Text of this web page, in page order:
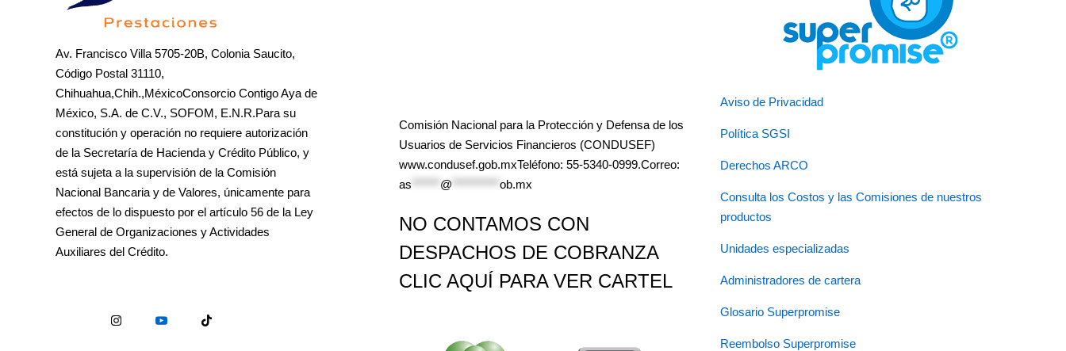
Av. Francisco Villa 5705-20B, Colonia Saucito,
Código Postal 31110,
Chihuahua,Chih.,MéxicoConsorcio Contigo Aya de
México, S.A. de C.V., SOFOM, E.N.R.Para su
constitución y operación no requiere autorización
de la Secretaría de Hacienda y Crédito Público, y
está sujeta a la supervisión de la Comisión
Nacional Bancaria y de Valores, únicamente para
efectos de lo dispuesto por el artículo 56 de la Ley
General de Organizaciones y Actividades
Auxiliares del Crédito.
Comisión Nacional para la Protección y Defensa de los
Usuarios de Servicios Financieros (CONDUSEF)
www.condusef.gob.mxTeléfono: 55-5340-0999.Correo:
as
@ ob.mx
NO CONTAMOS CON
DESPACHOS DE COBRANZA
CLIC AQUÍ PARA VER CARTEL
Aviso de Privacidad
Política SGSI
Derechos ARCO
Consulta los Costos y las Comisiones de nuestros
productos
Unidades especializadas
Administradores de cartera
Glosario Superpromise
Reembolso Superpromise